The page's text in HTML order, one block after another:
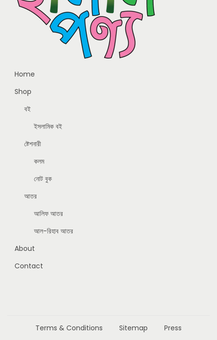
Home
Shop
বই
ইসলামিক বই
ষ্টেশনারী
কলম
নোট বুক
আতর
আলিফ আতর
আল-রিহাব আতর
About
Contact
Terms & Conditions Sitemap Press